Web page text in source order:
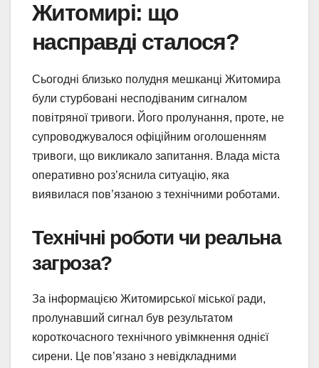
Житомирі: що
насправді сталося?
Сьогодні близько полудня мешканці Житомира
були стурбовані несподіваним сигналом
повітряної тривоги. Його пролунання, проте, не
супроводжувалося офіційним оголошенням
тривоги, що викликало запитання. Влада міста
оперативно роз’яснила ситуацію, яка
виявилася пов’язаною з технічними роботами.
Технічні роботи чи реальна
загроза?
За інформацією Житомирської міської ради,
пролунавший сигнал був результатом
короткочасного технічного увімкнення однієї
сирени. Це пов’язано з невідкладними